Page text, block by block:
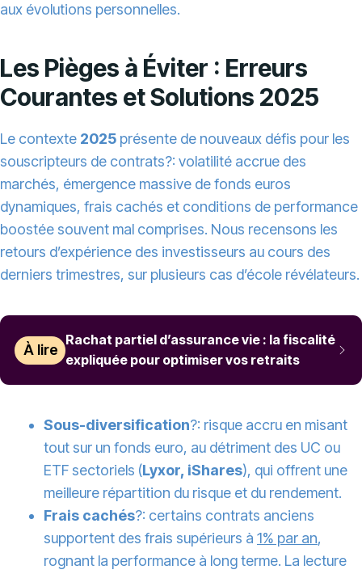
aux évolutions personnelles.
Les Pièges à Éviter : Erreurs
Courantes et Solutions 2025
Le contexte 2025 présente de nouveaux défis pour les
souscripteurs de contrats?: volatilité accrue des
marchés, émergence massive de fonds euros
dynamiques, frais cachés et conditions de performance
boostée souvent mal comprises. Nous recensons les
retours d’expérience des investisseurs au cours des
derniers trimestres, sur plusieurs cas d’école révélateurs.
À lire
Rachat partiel d’assurance vie : la fiscalité
expliquée pour optimiser vos retraits
Sous-diversification?: risque accru en misant
tout sur un fonds euro, au détriment des UC ou
ETF sectoriels (Lyxor, iShares), qui offrent une
meilleure répartition du risque et du rendement.
Frais cachés?: certains contrats anciens
supportent des frais supérieurs à 1% par an,
rognant la performance à long terme. La lecture